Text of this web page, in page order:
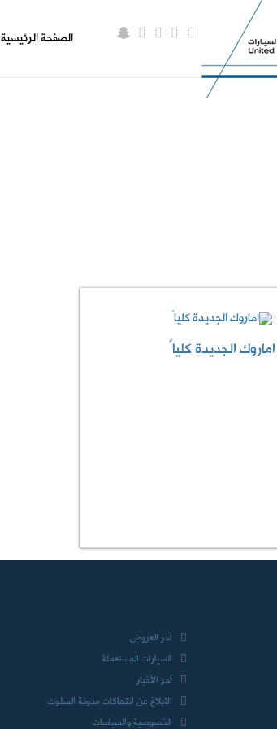
الصفحة الرئيسية
اماروك الجديدة كلياً
آخر العروض
السيارات المستعملة
آخر الأخبار
الابلاغ عن انتهاكات مدونة السلوك
الخصوصية والسياسات